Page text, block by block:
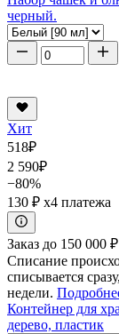
черный.
Хит
518₽
2 590₽
−80%
130 ₽ x4 платежа
Заказ до 150 000
Списание
списывается
недели.
Контейнер для
дерево, пластик